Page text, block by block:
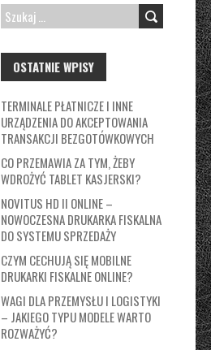
SZUKAJ:
OSTATNIE WPISY
TERMINALE PŁATNICZE I INNE
URZĄDZENIA DO AKCEPTOWANIA
TRANSAKCJI BEZGOTÓWKOWYCH
CO PRZEMAWIA ZA TYM, ŻEBY
WDROŻYĆ TABLET KASJERSKI?
NOVITUS HD II ONLINE –
NOWOCZESNA DRUKARKA FISKALNA
DO SYSTEMU SPRZEDAŻY
CZYM CECHUJĄ SIĘ MOBILNE
DRUKARKI FISKALNE ONLINE?
WAGI DLA PRZEMYSŁU I LOGISTYKI
– JAKIEGO TYPU MODELE WARTO
ROZWAŻYĆ?